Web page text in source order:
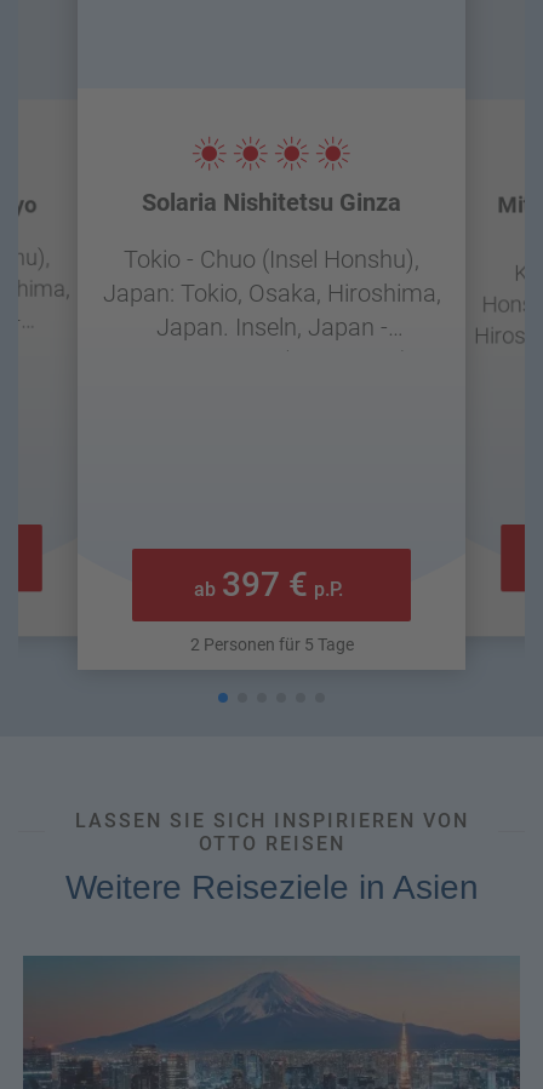
-
Solaria Nishitetsu Ginza
Tokio - Chuo (Insel Honshu),
Japan: Tokio, Osaka, Hiroshima,
Japan. Inseln, Japan -
Doppelzimmer (Doppelbett) -
ab 397 € p.P.
2 Personen für 5 Tage
LASSEN SIE SICH INSPIRIEREN VON
OTTO REISEN
Weitere Reiseziele in Asien